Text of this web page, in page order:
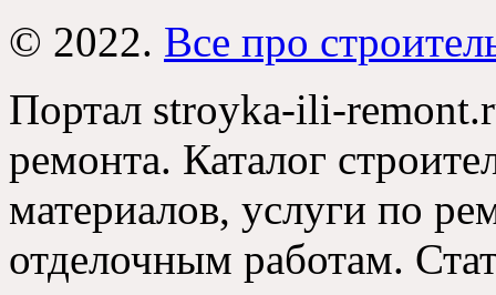
© 2022. Все про
Портал stroyka-ili-
ремонта. Каталог
материалов, услуги по
отделочным работам.